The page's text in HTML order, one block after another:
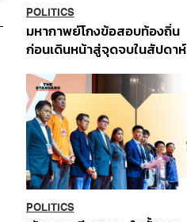
POLITICS
มหากาพย์โกงข้อสอบท้องถิ่น
ก่อนเดินหน้าสู่จุดจบในสัปดาห์
POLITICS